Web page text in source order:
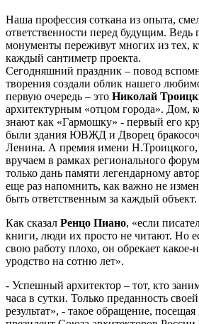
Наша профессия соткана из опыта,
ответственности перед будущим. Ведь
монументы переживут многих из тех,
каждый сантиметр проекта.
Сегодняшний праздник – повод
творения создали облик нашего
первую очередь – это Николай
архитектурным «отцом города». Дом,
знают как «Гармошку» - первый его
были здания ЮВЖД и Дворец
Ленина. А премия имени
вручаем в рамках регионального
только дань памяти легендарному
еще раз напомнить, как важно не
быть ответственным за каждый объект.
Как сказал Ренцо Пиано, «если
книги, люди их просто не читают. Но
свою работу плохо, он обрекает какое-
уродство на сотню лет».
- Успешный архитектор – тот, кто
часа в сутки. Только преданность
результат», - такое обращение,